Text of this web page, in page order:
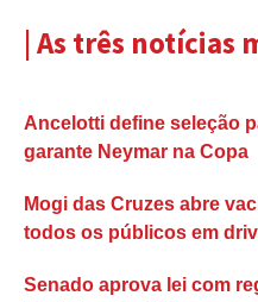
| As três notícias
Ancelotti define seleção
garante Neymar na Copa
Mogi das Cruzes abre
todos os públicos em
Senado aprova lei com